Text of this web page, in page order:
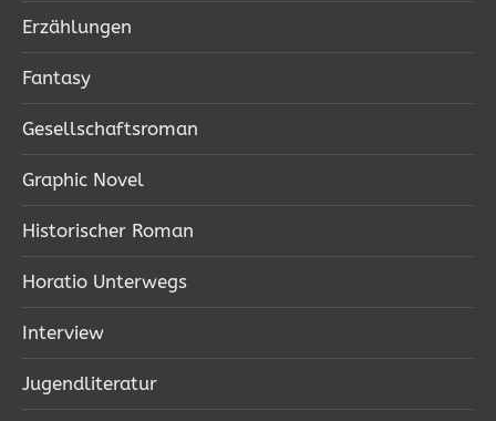
Erzählungen
Fantasy
Gesellschaftsroman
Graphic Novel
Historischer Roman
Horatio Unterwegs
Interview
Jugendliteratur